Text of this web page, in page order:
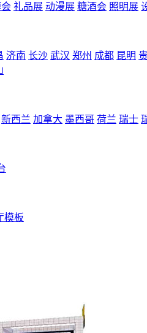
礼品展 动漫展 糖酒会 照明展
济南 长沙 武汉 郑州 成都 昆明
新西兰 加拿大 墨西哥 荷兰 瑞士
模板